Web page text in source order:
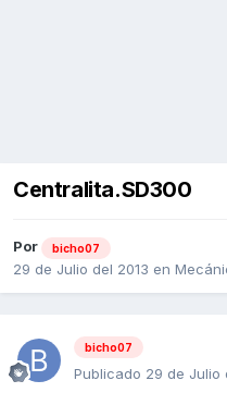
Centralita.SD300
Por bicho07
29 de Julio del 2013 en
bicho07
Publicado 29 de Julio